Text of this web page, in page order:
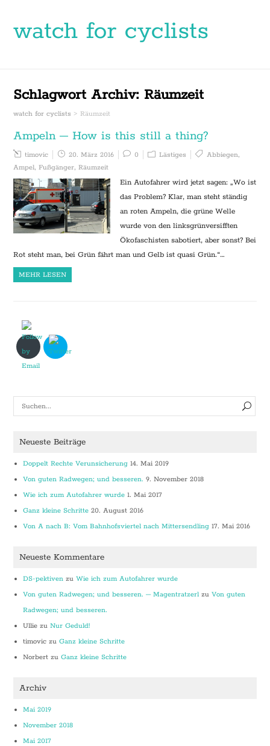
watch for cyclists
Schlagwort Archiv: Räumzeit
watch for cyclists > Räumzeit
Ampeln – How is this still a thing?
timovic 20. März 2016 0 Lästiges Abbiegen,
Ampel,Fußgänger,Räumzeit
Ein Autofahrer wird jetzt sagen: „Wo ist
das Problem? Klar, man steht ständig
an roten Ampeln, die grüne Welle
wurde von den linksgrünversifften
Ökofaschisten sabotiert, aber sonst? Bei
Rot steht man, bei Grün fährt man und Gelb ist quasi Grün.“…
MEHR LESEN
Neueste Beiträge
Doppelt Rechte Verunsicherung 14. Mai 2019
Von guten Radwegen; und besseren. 9. November 2018
Wie ich zum Autofahrer wurde 1. Mai 2017
Ganz kleine Schritte 20. August 2016
Von A nach B: Vom Bahnhofsviertel nach Mittersendling 17. Mai 2016
Neueste Kommentare
DS-pektiven zuWie ich zum Autofahrer wurde
Von guten Radwegen; und besseren. – Magentratzerl zuVon guten
Radwegen; und besseren.
Ullie zuNur Geduld!
timovic zuGanz kleine Schritte
Norbert zuGanz kleine Schritte
Archiv
Mai 2019
November 2018
Mai 2017